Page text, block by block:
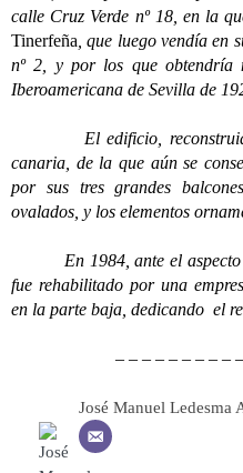
calle Cruz Verde nº 18, en la
Tinerfeña , que luego vendía en
nº 2, y por los que obtendría
Iberoamericana de Sevilla de
El edificio, reconstruido
canaria, de la que aún se
por sus tres grandes
ovalados, y los elementos
En 1984, ante el aspecto
fue rehabilitado por una
en la parte baja, dedicando el
– – – – – – – – –
José Manuel Ledesma